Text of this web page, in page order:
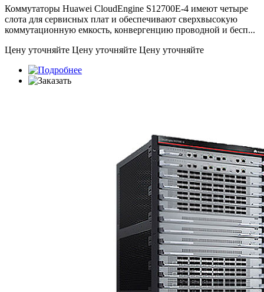
Коммутаторы Huawei CloudEngine S12700E-4 имеют четыре
слота для сервисных плат и обеспечивают сверхвысокую
коммутационную емкость, конвергенцию проводной и бесп...
Цену уточняйте Цену уточняйте Цену уточняйте